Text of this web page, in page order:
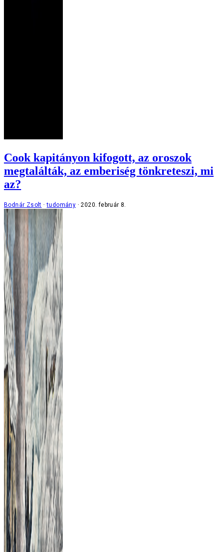
Cook kapitányon kifogott, az oroszok
megtalálták, az emberiség tönkreteszi, mi
az?
Bodnár Zsolt tudomány 2020. február 8.